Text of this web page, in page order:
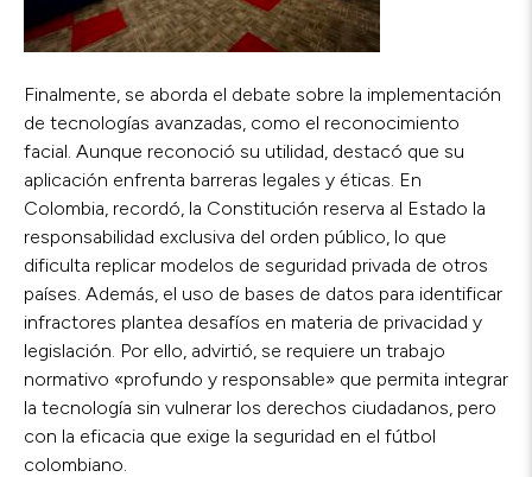
Finalmente, se aborda el debate sobre la implementación
de tecnologías avanzadas, como el reconocimiento
facial. Aunque reconoció su utilidad, destacó que su
aplicación enfrenta barreras legales y éticas. En
Colombia, recordó, la Constitución reserva al Estado la
responsabilidad exclusiva del orden público, lo que
dificulta replicar modelos de seguridad privada de otros
países. Además, el uso de bases de datos para identificar
infractores plantea desafíos en materia de privacidad y
legislación. Por ello, advirtió, se requiere un trabajo
normativo «profundo y responsable» que permita integrar
la tecnología sin vulnerar los derechos ciudadanos, pero
con la eficacia que exige la seguridad en el fútbol
colombiano.